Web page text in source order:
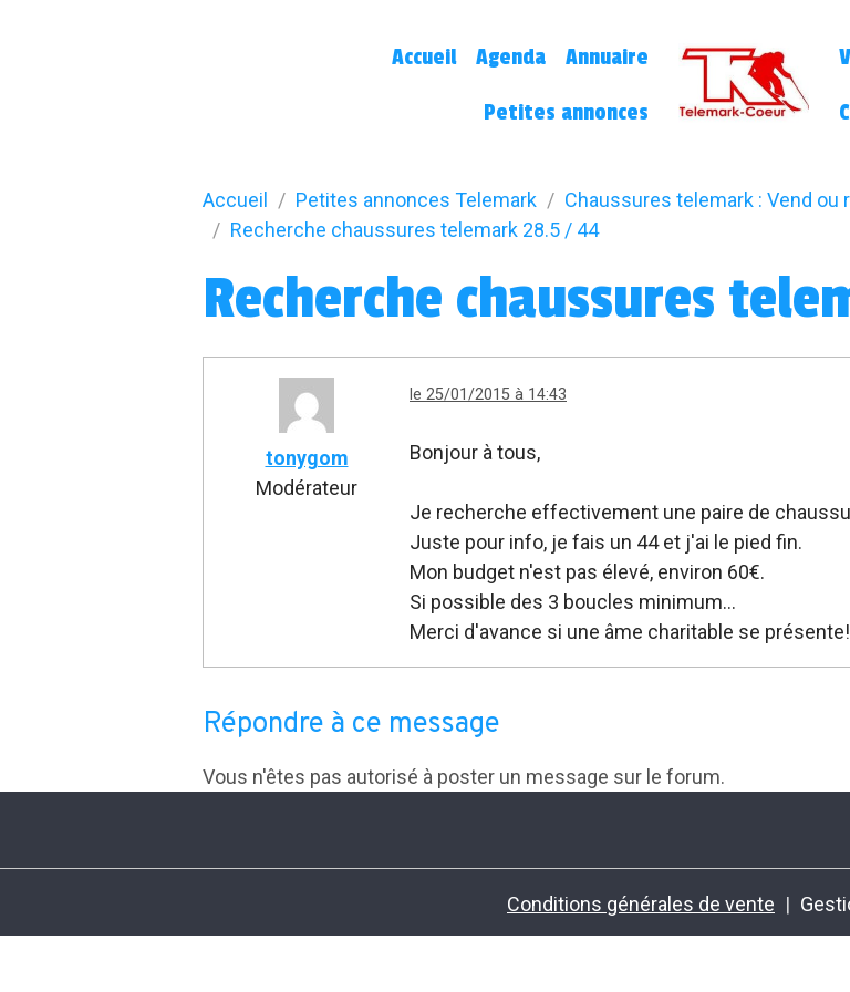
Accueil Agenda Annuaire
Petites annonces
Accueil Petites annonces Telemark
Chaussures telemark : Vend ou
Recherche chaussures telemark 28.5 / 44
Recherche chaussures
tonygom
Modérateur
le 25/01/2015 à 14:43
Bonjour à tous,
Je recherche effectivement une paire de
Juste pour info, je fais un 44 et j'ai le pied fin.
Mon budget n'est pas élevé, environ 60€.
Si possible des 3 boucles minimum...
Merci d'avance si une âme charitable se présente!
Répondre à ce message
Vous n'êtes pas autorisé à poster un message sur le forum.
Conditions générales de vente